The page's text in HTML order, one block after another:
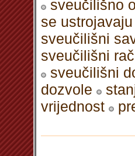
sveučilišno
se
sveučilišni
sveučilišni
sveučilišni
dozvole
vrijednost